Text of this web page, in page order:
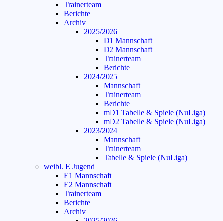
Trainerteam
Berichte
Archiv
2025/2026
D1 Mannschaft
D2 Mannschaft
Trainerteam
Berichte
2024/2025
Mannschaft
Trainerteam
Berichte
mD1 Tabelle & Spiele (NuLiga)
mD2 Tabelle & Spiele (NuLiga)
2023/2024
Mannschaft
Trainerteam
Tabelle & Spiele (NuLiga)
weibl. E Jugend
E1 Mannschaft
E2 Mannschaft
Trainerteam
Berichte
Archiv